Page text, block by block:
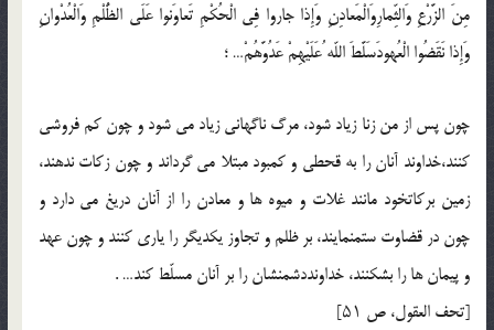
مِنَ الزَّرْعِ وَالثِّمارِوَالْمَعادِنِ وَإِذا جاروا فِى الْحُكْمِ تَعاوَنوا عَلَى الظُّلْمِ وَالْعُدْوانِ
وَإِذا نَقَضُوا الْعُهودَسَلَّطَ اللّه ُعَلَيْهِمْ عَدُوَّهُمْ… ؛
چون پس از من زنا زياد شود، مرگ ناگهانى زياد مى شود و چون كم فروشى
كنند،خداوند آنان را به قحطى و كمبود مبتلا مى گرداند و چون زكات ندهند،
زمين بركاتخود مانند غلات و ميوه ها و معادن را از آنان دريغ مى دارد و
چون در قضاوت ستمنمايند، بر ظلم و تجاوز يكديگر را يارى كنند و چون عهد
و پيمان ها را بشكنند، خداونددشمنشان را بر آنان مسلّط كند… .
[تحف العقول، ص ۵۱]